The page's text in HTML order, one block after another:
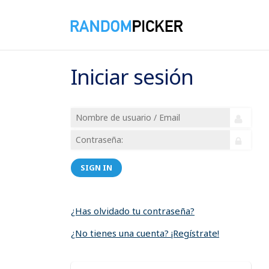
Iniciar sesión
SIGN IN
¿Has olvidado tu contraseña?
¿No tienes una cuenta? ¡Regístrate!